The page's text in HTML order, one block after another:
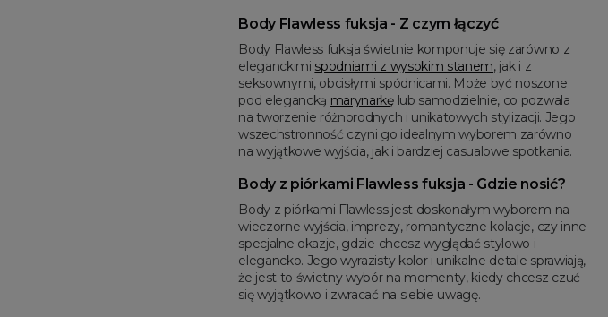
Body Flawless fuksja - Z czym łączyć
Body Flawless fuksja świetnie komponuje się zarówno z
eleganckimi spodniami z wysokim stanem, jak i z
seksownymi, obcisłymi spódnicami. Może być noszone
pod elegancką marynarkęlub samodzielnie, co pozwala
na tworzenie różnorodnych i unikatowych stylizacji. Jego
wszechstronność czyni go idealnym wyborem zarówno
na wyjątkowe wyjścia, jak i bardziej casualowe spotkania.
Body z piórkami Flawless fuksja - Gdzie nosić?
Body z piórkami Flawless jest doskonałym wyborem na
wieczorne wyjścia, imprezy, romantyczne kolacje, czy inne
specjalne okazje, gdzie chcesz wyglądać stylowo i
elegancko. Jego wyrazisty kolor i unikalne detale sprawiają,
że jest to świetny wybór na momenty, kiedy chcesz czuć
się wyjątkowo i zwracać na siebie uwagę.